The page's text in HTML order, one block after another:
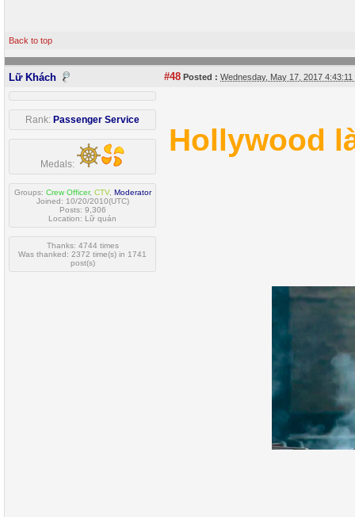
Back to top
Lữ Khách #48 Posted : Wednesday, May 17, 2017
Rank: Passenger Service
Medals:
Groups: Crew Officer, CTV, Moderator
Joined: 10/20/2010(UTC)
Posts: 9,306
Location: Lữ quán
Thanks: 4744 times
Was thanked: 2372 time(s) in 1741
post(s)
Hollywood